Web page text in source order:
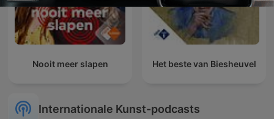
Nooit meer slapen Het beste van Biesheuvel
Internationale Kunst-podcasts